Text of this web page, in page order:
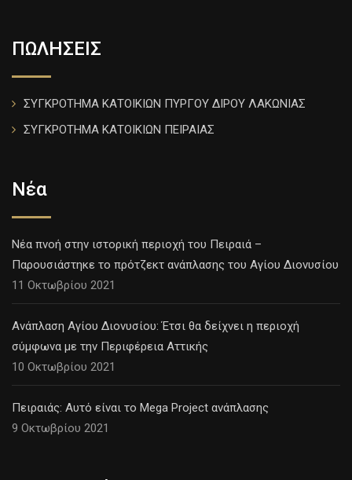
ΠΩΛΗΣΕΙΣ
ΣΥΓΚΡΟΤΗΜΑ ΚΑΤΟΙΚΙΩΝ ΠΥΡΓΟΥ ΔΙΡΟΥ ΛΑΚΩΝΙΑΣ
ΣΥΓΚΡΟΤΗΜΑ ΚΑΤΟΙΚΙΩΝ ΠΕΙΡΑΙΑΣ
Νέα
Νέα πνοή στην ιστορική περιοχή του Πειραιά –
Παρουσιάστηκε το πρότζεκτ ανάπλασης του Αγίου Διονυσίου
11 Οκτωβρίου 2021
Ανάπλαση Αγίου Διονυσίου: Έτσι θα δείχνει η περιοχή
σύμφωνα με την Περιφέρεια Αττικής
10 Οκτωβρίου 2021
Πειραιάς: Αυτό είναι το Mega Project ανάπλασης
9 Οκτωβρίου 2021